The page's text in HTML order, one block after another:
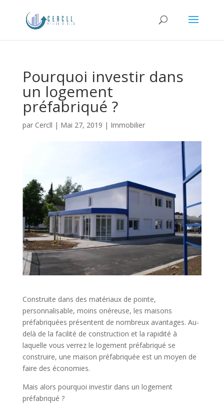
Pourquoi investir dans
un logement
préfabriqué ?
par Cercll | Mai 27, 2019 | Immobilier
Construite dans des matériaux de pointe,
personnalisable, moins onéreuse, les maisons
préfabriquées présentent de nombreux avantages. Au-
delà de la facilité de construction et la rapidité à
laquelle vous verrez le logement préfabriqué se
construire, une maison préfabriquée est un moyen de
faire des économies.
Mais alors pourquoi investir dans un logement
préfabriqué ?